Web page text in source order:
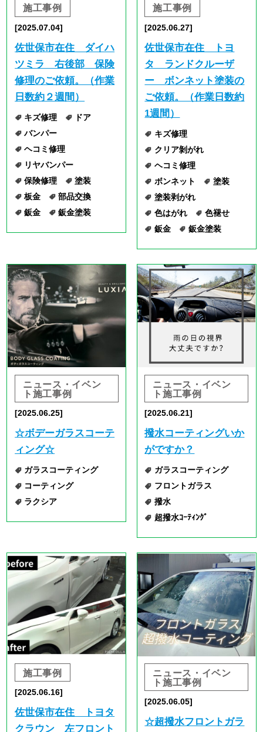
ト 施工事例
[2025.06.25]
☆ボデーガラスコーテ
ィング☆
ガラスコーティング
コーティング
ラクシア
ニュース・イベン
ガラスコーティング
フロントガラス
施工事例
[2025.06.16]
佐世保市在住 トヨタ
クラウン 左フロント
ドア交換のご依頼。
（作業日数1日）
キズ修理
ヘコミ修理
塗装
板金
現金修理
鈑金塗装
ニュース・イベン
ト施工事例
☆超撥水フロントガラ
スコーティング☆
コーティング
ト施工事例
[2025.06.02]
【6/2〜30まで】超撥
水コーティングで梅雨
対策万全にしません
か？
フロントガラスコーテ
ィング
モドーリー
佐世保
撥水コーティング
鈑金塗装
[2025.05.27]
佐世保市在住 ニッサ
ン デイズルークス
左側面修理のご依頼。
（作業日5日）
キズ修理 ドア
ヘコミ修理
塗装
板金